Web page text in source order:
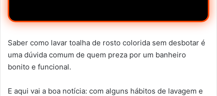
Saber como lavar toalha de rosto colorida sem desbotar é
uma dúvida comum de quem preza por um banheiro
bonito e funcional.
E aqui vai a boa notícia: com alguns hábitos de lavagem e